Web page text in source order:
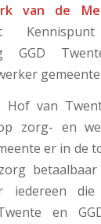
van de
GGD
Hof van
zorg- en
er in de
iedereen
en